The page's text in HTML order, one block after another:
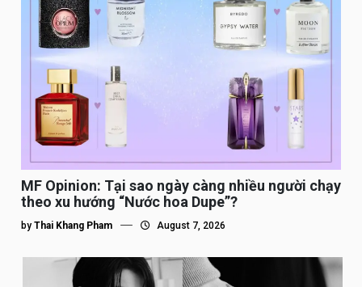
MF Opinion: Tại sao ngày càng nhiều người chạy
theo xu hướng “Nước hoa Dupe”?
by Thai Khang Pham August 7, 2026